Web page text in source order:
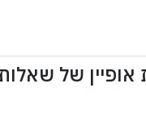
של